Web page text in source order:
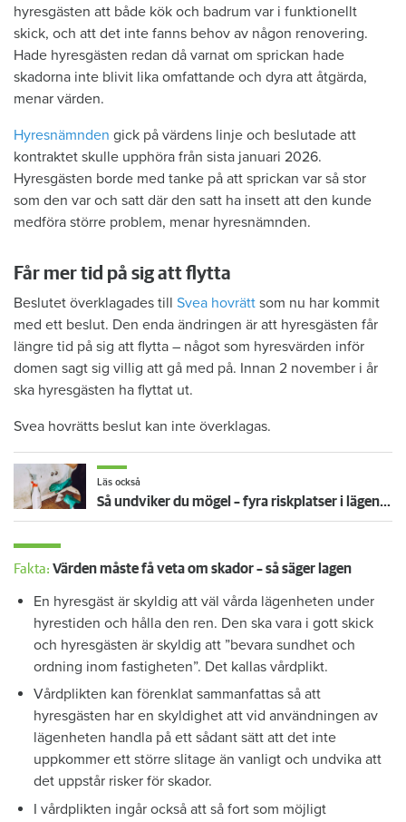
hyresgästen att både kök och badrum var i funktionellt
skick, och att det inte fanns behov av någon renovering.
Hade hyresgästen redan då varnat om sprickan hade
skadorna inte blivit lika omfattande och dyra att åtgärda,
menar värden.
Hyresnämnden gick på värdens linje och beslutade att
kontraktet skulle upphöra från sista januari 2026.
Hyresgästen borde med tanke på att sprickan var så stor
som den var och satt där den satt ha insett att den kunde
medföra större problem, menar hyresnämnden.
Får mer tid på sig att flytta
Beslutet överklagades till Svea hovrätt som nu har kommit
med ett beslut. Den enda ändringen är att hyresgästen får
längre tid på sig att flytta – något som hyresvärden inför
domen sagt sig villig att gå med på. Innan 2 november i år
ska hyresgästen ha flyttat ut.
Svea hovrätts beslut kan inte överklagas.
Läs också
Så undviker du mögel – fyra riskplatser i lägenheten: ”Måste städa bort”
Fakta: Värden måste få veta om skador – så säger lagen
En hyresgäst är skyldig att väl vårda lägenheten under
hyrestiden och hålla den ren. Den ska vara i gott skick
och hyresgästen är skyldig att ”bevara sundhet och
ordning inom fastigheten”. Det kallas vårdplikt.
Vårdplikten kan förenklat sammanfattas så att
hyresgästen har en skyldighet att vid användningen av
lägenheten handla på ett sådant sätt att det inte
uppkommer ett större slitage än vanligt och undvika att
det uppstår risker för skador.
I vårdplikten ingår också att så fort som möjligt